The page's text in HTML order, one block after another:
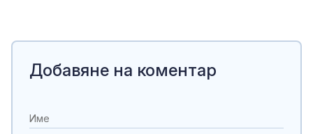
Добавяне на коментар